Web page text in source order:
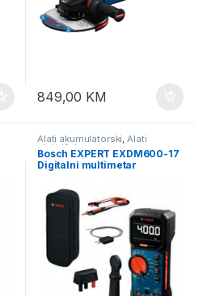
849,00 KM
Alati akumulatorski,Alati
električni
Bosch EXPERT EXDM600-17
Digitalni multimetar